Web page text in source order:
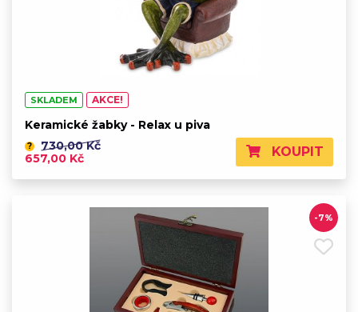
SKLADEM AKCE!
Keramické žabky - Relax u piva
?
730,00 Kč
657,00 Kč
KOUPIT
-7%